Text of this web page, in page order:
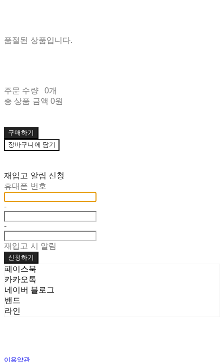
품절된 상품입니다.
주문 수량
0개
총 상품 금액 0원
구매하기
장바구니에 담기
재입고 알림 신청
휴대폰 번호
-
-
재입고 시 알림
신청하기
페이스북
카카오톡
네이버 블로그
밴드
라인
이용약관